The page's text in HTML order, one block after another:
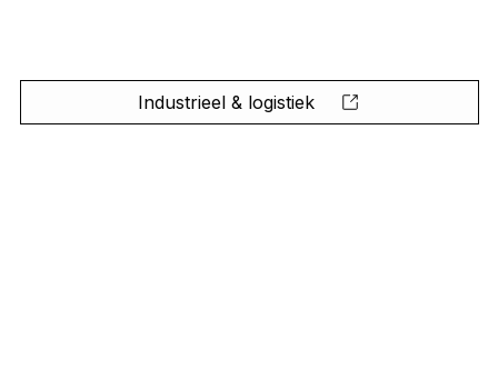
Industrieel & logistiek